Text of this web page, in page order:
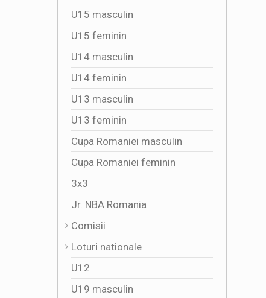
U15 masculin
U15 feminin
U14 masculin
U14 feminin
U13 masculin
U13 feminin
Cupa Romaniei masculin
Cupa Romaniei feminin
3x3
Jr. NBA Romania
Comisii
Loturi nationale
U12
U19 masculin